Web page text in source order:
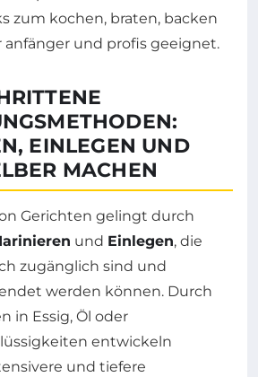
EINLEGEN UND
MACHEN
Gerichten gelingt durch
und Einlegen, die
zugänglich sind und
werden können. Durch
in Essig, Öl oder
entwickeln
und tiefere